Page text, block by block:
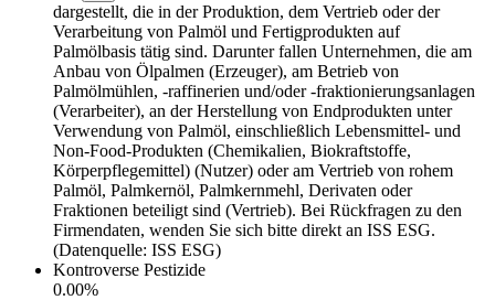
dargestellt, die in der Produktion, dem Vertrieb oder der
Verarbeitung von Palmöl und Fertigprodukten auf
Palmölbasis tätig sind. Darunter fallen Unternehmen, die am
Anbau von Ölpalmen (Erzeuger), am Betrieb von
Palmölmühlen, -raffinerien und/oder -fraktionierungsanlagen
(Verarbeiter), an der Herstellung von Endprodukten unter
Verwendung von Palmöl, einschließlich Lebensmittel- und
Non-Food-Produkten (Chemikalien, Biokraftstoffe,
Körperpflegemittel) (Nutzer) oder am Vertrieb von rohem
Palmöl, Palmkernöl, Palmkernmehl, Derivaten oder
Fraktionen beteiligt sind (Vertrieb). Bei Rückfragen zu den
Firmendaten, wenden Sie sich bitte direkt an ISS ESG.
(Datenquelle: ISS ESG)
Kontroverse Pestizide
0.00%